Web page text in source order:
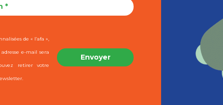
de « l’afa »,
e-mail sera
retirer votre